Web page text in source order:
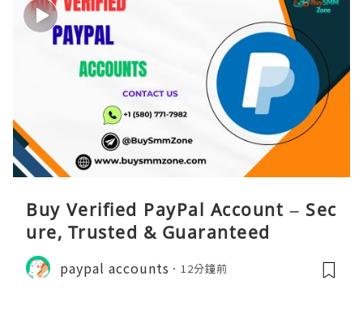
Buy Verified PayPal Account – Sec
ure, Trusted & Guaranteed
paypal accounts 12分鐘前